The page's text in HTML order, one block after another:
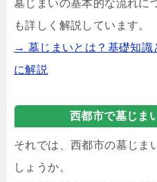
墓じまいの基本的な流れに
も詳しく解説しています。
→ 墓じまいとは？基礎知識
に解説
西都市で墓じま
それでは、西都市の墓じま
しょうか。